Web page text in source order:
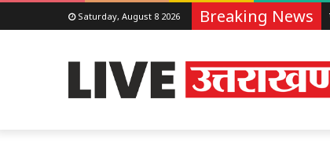
Saturday, August 8 2026 Breaking News